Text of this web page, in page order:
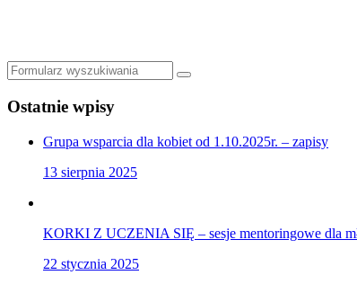
Szukaj
Ostatnie wpisy
Grupa wsparcia dla kobiet od 1.10.2025r. – zapisy
13 sierpnia 2025
KORKI Z UCZENIA SIĘ – sesje mentoringowe dla
22 stycznia 2025